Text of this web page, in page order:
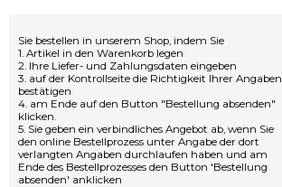
Sie bestellen in unserem Shop, indem Sie
1. Artikel in den Warenkorb legen
2. Ihre Liefer- und Zahlungsdaten eingeben
3. auf der Kontrollseite die Richtigkeit Ihrer Angaben
bestätigen
4. am Ende auf den Button "Bestellung absenden"
klicken.
5. Sie geben ein verbindliches Angebot ab, wenn Sie
den online Bestellprozess unter Angabe der dort
verlangten Angaben durchlaufen haben und am
Ende des Bestellprozesses den Button 'Bestellung
absenden' anklicken